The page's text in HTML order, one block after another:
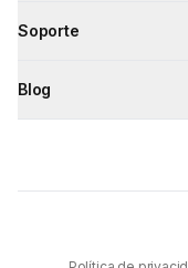
Soporte
Blog